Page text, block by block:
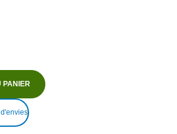
PANIER